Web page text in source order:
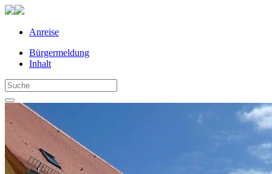
Anreise
Bürgermeldung
Inhalt